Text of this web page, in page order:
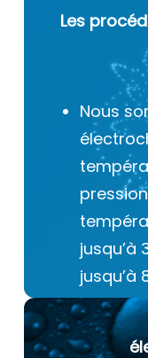
Les
Nous
jusqu’à
jusqu’à